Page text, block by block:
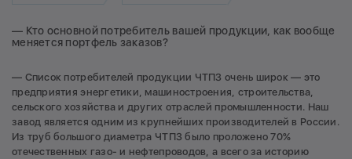
— Кто основной потребитель вашей продукции, как вообще
меняется портфель заказов?
— Список потребителей продукции ЧТПЗ очень широк — это
предприятия энергетики, машиностроения, строительства,
сельского хозяйства и других отраслей промышленности. Наш
завод является одним из крупнейших производителей в России.
Из труб большого диаметра ЧТПЗ было проложено 70%
отечественных газо- и нефтепроводов, а всего за историю